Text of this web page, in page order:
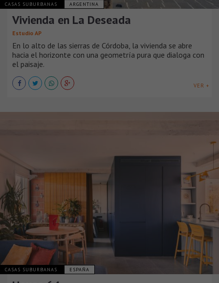
CASAS SUBURBANAS ARGENTINA
Vivienda en La Deseada
Estudio AP
En lo alto de las sierras de Córdoba, la vivienda se abre
hacia el horizonte con una geometría pura que dialoga con
el paisaje.
VER +
CASAS SUBURBANAS ESPAÑA